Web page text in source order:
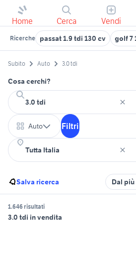
Home Cerca Vendi
Ricerche passat 1.9 tdi 130 cv golf 7
Subito Auto 3.0 tdi
Cosa cerchi?
Auto Filtri
Salva ricerca Dal
1.646 risultati
3.0 tdi in vendita